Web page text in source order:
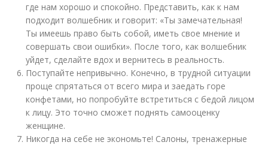
где нам хорошо и спокойно. Представить, как к нам
подходит волшебник и говорит: «Ты замечательная!
Ты имеешь право быть собой, иметь свое мнение и
совершать свои ошибки». После того, как волшебник
уйдет, сделайте вдох и вернитесь в реальность.
Поступайте непривычно. Конечно, в трудной ситуации
проще спрятаться от всего мира и заедать горе
конфетами, но попробуйте встретиться с бедой лицом
к лицу. Это точно сможет поднять самооценку
женщине.
Никогда на себе не экономьте! Салоны, тренажерные